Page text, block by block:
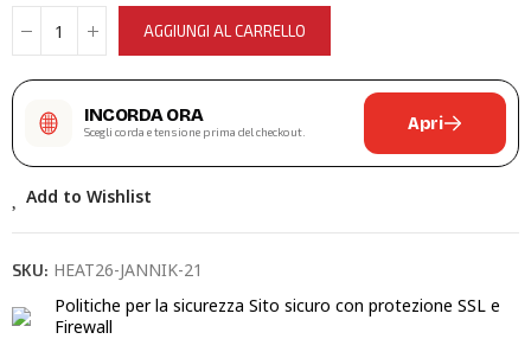
AGGIUNGI AL CARRELLO
INCORDA ORA
Scegli corda e tensione prima del checkout. Apri
Add to Wishlist
SKU: HEAT26-JANNIK-21
Politiche per la sicurezza Sito sicuro con protezione SSL e
Firewall